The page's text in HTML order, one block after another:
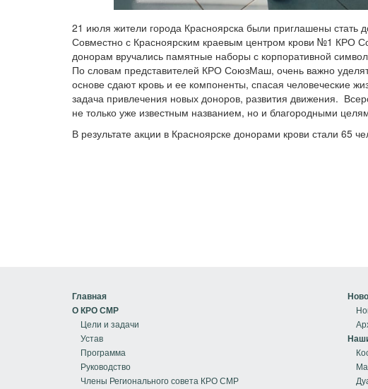
21 июля жители города Красноярска были приглашены стать
Совместно с Красноярским краевым центром крови №1 КРО
донорам вручались памятные наборы с корпоративной
По словам представителей КРО СоюзМаш, очень важно
основе сдают кровь и ее компоненты, спасая человеческие
задача привлечения новых доноров, развития движения.
не только уже известным названием, но и благородными
В результате акции в Красноярске донорами крови стали 65
Главная
О КРО СМР
Цели и задачи
Устав
Программа
Руководство
Члены Регионального совета КРО СМР